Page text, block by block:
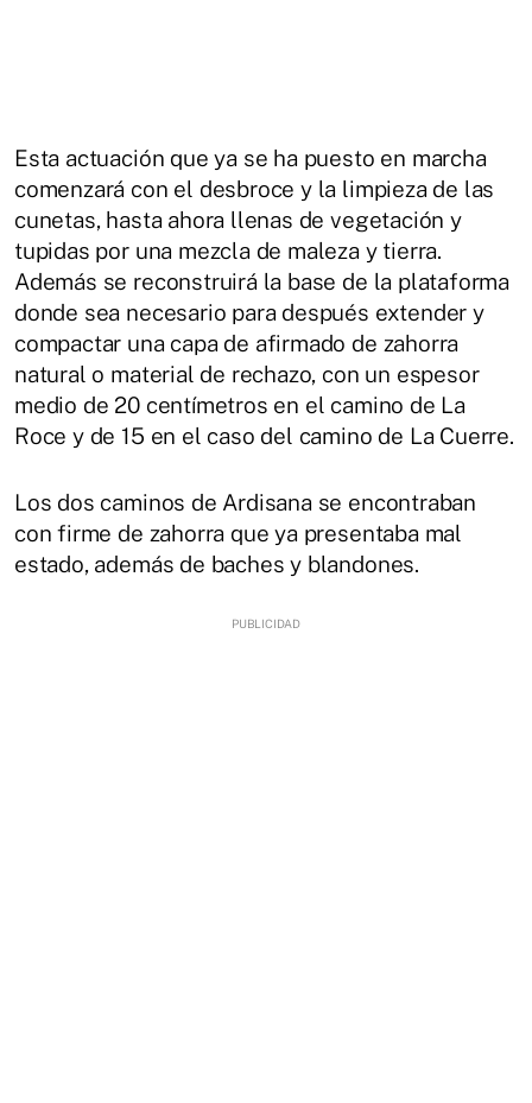
Esta actuación que ya se ha puesto en marcha
comenzará con el desbroce y la limpieza de las
cunetas, hasta ahora llenas de vegetación y
tupidas por una mezcla de maleza y tierra.
Además se reconstruirá la base de la plataforma
donde sea necesario para después extender y
compactar una capa de afirmado de zahorra
natural o material de rechazo, con un espesor
medio de 20 centímetros en el camino de La
Roce y de 15 en el caso del camino de La Cuerre.
Los dos caminos de Ardisana se encontraban
con firme de zahorra que ya presentaba mal
estado, además de baches y blandones.